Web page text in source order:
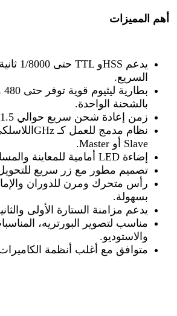
أهم المميزات
يدعم وHSS
حتى
السريع.
بالشحنة الواحدة.
زمن إعادة شحن سريع حوالي 1.5 ثانية فقط
نظام
اللاسلكي GHzمدمج للعمل كـ
Master أو Slave.
إضاءة
أمامية للمعاينة
تصميم مطور مع زر سريع
رأس متحرك ومرن للدوران
بسهولة.
يدعم مزامنة الستارة الأولى
مناسب لتصوير البورتريه،
والاستوديو.
متوافق مع أغلب أنظمة